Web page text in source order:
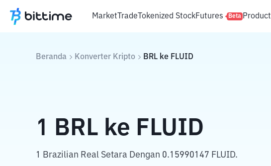
MarketTradeTokenized StockFutures Beta Product
Beranda Konverter Kripto BRL ke FLUID
1 BRL ke FLUID
1 Brazilian Real Setara Dengan 0.15990147 FLUID.